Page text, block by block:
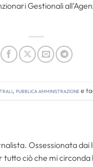
Gestionali
, Pubblica amministrazionee
Ossessionata
tutto ciò che mi